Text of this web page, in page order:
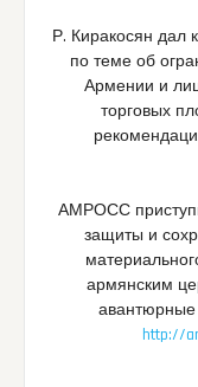
Р. Киракосян дал
по теме об
Армении и
торговых
АМРОСС
защиты и
армянским
авантюрные
http://